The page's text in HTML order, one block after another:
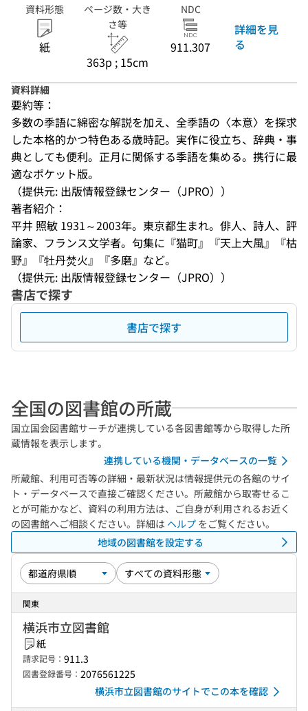
資料形態
紙
ページ数・大き
さ等
363p ; 15cm
NDC
911.307
詳細を見
る
資料詳細
要約等：
多数の季語に綿密な解説を加え、全季語の〈本意〉を探求
した本格的かつ特色ある歳時記。実作に役立ち、辞典・事
典としても便利。正月に関係する季語を集める。携行に最
適なポケット版。
（提供元: 出版情報登録センター（JPRO））
著者紹介：
平井 照敏 1931～2003年。東京都生まれ。俳人、詩人、評
論家、フランス文学者。句集に『猫町』『天上大風』『枯
野』『牡丹焚火』『多磨』など。
（提供元: 出版情報登録センター（JPRO））
書店で探す
書店で探す
全国の図書館の所蔵
国立国会図書館サーチが連携している各図書館等から取得した所
蔵情報を表示します。
連携している機関・データベースの一覧
所蔵館、利用可否等の詳細・最新状況は情報提供元の各館のサイ
ト・データベースで直接ご確認ください。所蔵館から取寄せるこ
とが可能かなど、資料の利用方法は、ご自身が利用されるお近く
の図書館へご相談ください。詳細は ヘルプ をご覧ください。
地域の図書館を設定する
関東
横浜市立図書館
紙
請求記号： 911.3
図書登録番号： 2076561225
横浜市立図書館のサイトでこの本を確認